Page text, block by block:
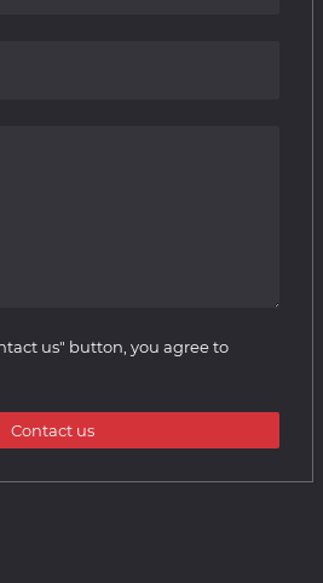
us" button, you agree to
Contact us